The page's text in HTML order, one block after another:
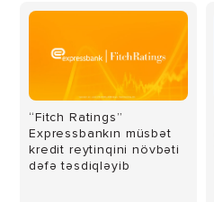
“Fitch Ratings”
Expressbankın müsbət
kredit reytinqini növbəti
dəfə təsdiqləyib